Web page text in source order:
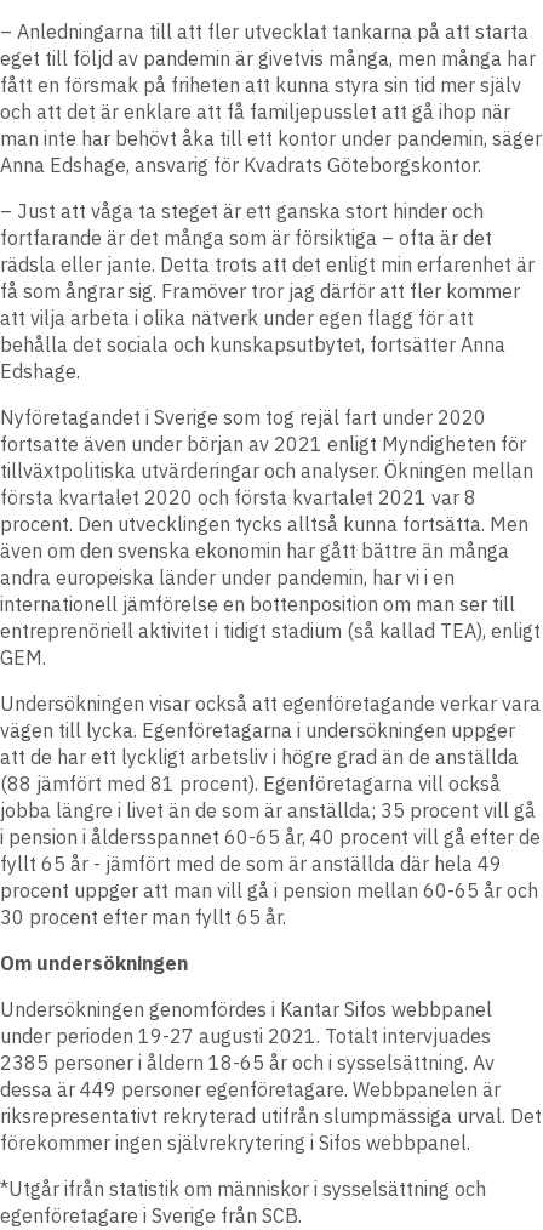
– Anledningarna till att fler utvecklat tankarna på att starta
eget till följd av pandemin är givetvis många, men många har
fått en försmak på friheten att kunna styra sin tid mer själv
och att det är enklare att få familjepusslet att gå ihop när
man inte har behövt åka till ett kontor under pandemin, säger
Anna Edshage, ansvarig för Kvadrats Göteborgskontor.
– Just att våga ta steget är ett ganska stort hinder och
fortfarande är det många som är försiktiga – ofta är det
rädsla eller jante. Detta trots att det enligt min erfarenhet är
få som ångrar sig. Framöver tror jag därför att fler kommer
att vilja arbeta i olika nätverk under egen flagg för att
behålla det sociala och kunskapsutbytet, fortsätter Anna
Edshage.
Nyföretagandet i Sverige som tog rejäl fart under 2020
fortsatte även under början av 2021 enligt Myndigheten för
tillväxtpolitiska utvärderingar och analyser. Ökningen mellan
första kvartalet 2020 och första kvartalet 2021 var 8
procent. Den utvecklingen tycks alltså kunna fortsätta. Men
även om den svenska ekonomin har gått bättre än många
andra europeiska länder under pandemin, har vi i en
internationell jämförelse en bottenposition om man ser till
entreprenöriell aktivitet i tidigt stadium (så kallad TEA), enligt
GEM.
Undersökningen visar också att egenföretagande verkar vara
vägen till lycka. Egenföretagarna i undersökningen uppger
att de har ett lyckligt arbetsliv i högre grad än de anställda
(88 jämfört med 81 procent). Egenföretagarna vill också
jobba längre i livet än de som är anställda; 35 procent vill gå
i pension i åldersspannet 60-65 år, 40 procent vill gå efter de
fyllt 65 år - jämfört med de som är anställda där hela 49
procent uppger att man vill gå i pension mellan 60-65 år och
30 procent efter man fyllt 65 år.
Om undersökningen
Undersökningen genomfördes i Kantar Sifos webbpanel
under perioden 19-27 augusti 2021. Totalt intervjuades
2385 personer i åldern 18-65 år och i sysselsättning. Av
dessa är 449 personer egenföretagare. Webbpanelen är
riksrepresentativt rekryterad utifrån slumpmässiga urval. Det
förekommer ingen självrekrytering i Sifos webbpanel.
*Utgår ifrån statistik om människor i sysselsättning och
egenföretagare i Sverige från SCB.